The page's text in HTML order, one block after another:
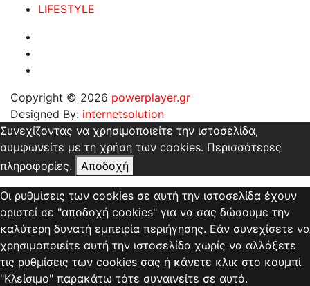
LIFESTYLE
Copyright © 2026 powerplayer.gr
Designed By: internetsolution
Συνεχίζοντας να χρησιμοποιείτε την ιστοσελίδα,
συμφωνείτε με τη χρήση των cookies. Περισσότερες
πληροφορίες.
Αποδοχή
Οι ρυθμίσεις των cookies σε αυτή την ιστοσελίδα έχουν
οριστεί σε "αποδοχή cookies" για να σας δώσουμε την
καλύτερη δυνατή εμπειρία περιήγησης. Εάν συνεχίσετε να
χρησιμοποιείτε αυτή την ιστοσελίδα χωρίς να αλλάξετε
τις ρυθμίσεις των cookies σας ή κάνετε κλικ στο κουμπί
"Κλείσιμο" παρακάτω τότε συναινείτε σε αυτό.